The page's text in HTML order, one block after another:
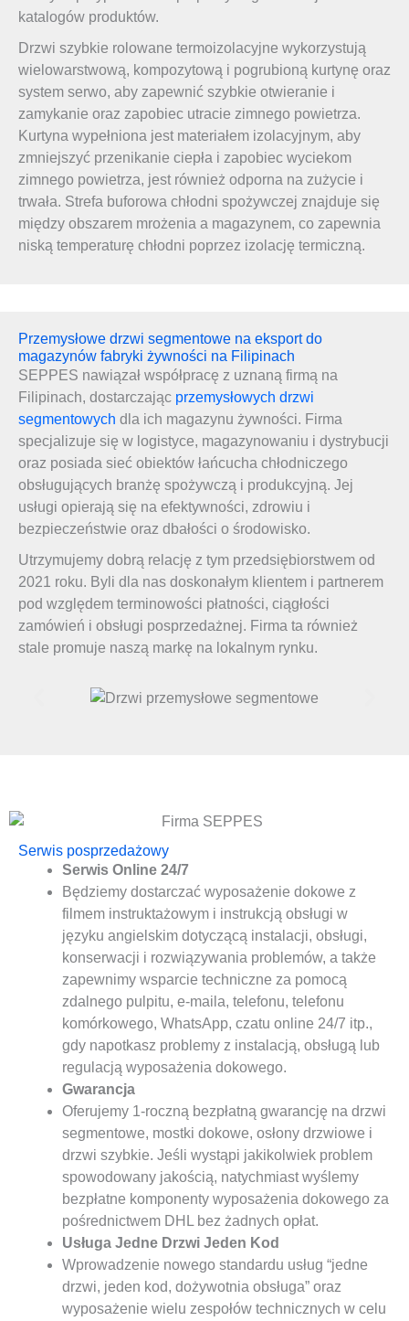
katalogów produktów.
Drzwi szybkie rolowane termoizolacyjne wykorzystują
wielowarstwową, kompozytową i pogrubioną kurtynę oraz
system serwo, aby zapewnić szybkie otwieranie i
zamykanie oraz zapobiec utracie zimnego powietrza.
Kurtyna wypełniona jest materiałem izolacyjnym, aby
zmniejszyć przenikanie ciepła i zapobiec wyciekom
zimnego powietrza, jest również odporna na zużycie i
trwała. Strefa buforowa chłodni spożywczej znajduje się
między obszarem mrożenia a magazynem, co zapewnia
niską temperaturę chłodni poprzez izolację termiczną.
Przemysłowe drzwi segmentowe na eksport do
magazynów fabryki żywności na Filipinach
SEPPES nawiązał współpracę z uznaną firmą na
Filipinach, dostarczając przemysłowych drzwi
segmentowych dla ich magazynu żywności. Firma
specjalizuje się w logistyce, magazynowaniu i dystrybucji
oraz posiada sieć obiektów łańcucha chłodniczego
obsługujących branżę spożywczą i produkcyjną. Jej
usługi opierają się na efektywności, zdrowiu i
bezpieczeństwie oraz dbałości o środowisko.
Utrzymujemy dobrą relację z tym przedsiębiorstwem od
2021 roku. Byli dla nas doskonałym klientem i partnerem
pod względem terminowości płatności, ciągłości
zamówień i obsługi posprzedażnej. Firma ta również
stale promuje naszą markę na lokalnym rynku.
Serwis posprzedażowy
Serwis Online 24/7
Będziemy dostarczać wyposażenie dokowe z
filmem instruktażowym i instrukcją obsługi w
języku angielskim dotyczącą instalacji, obsługi,
konserwacji i rozwiązywania problemów, a także
zapewnimy wsparcie techniczne za pomocą
zdalnego pulpitu, e-maila, telefonu, telefonu
komórkowego, WhatsApp, czatu online 24/7 itp.,
gdy napotkasz problemy z instalacją, obsługą lub
regulacją wyposażenia dokowego.
Gwarancja
Oferujemy 1-roczną bezpłatną gwarancję na drzwi
segmentowe, mostki dokowe, osłony drzwiowe i
drzwi szybkie. Jeśli wystąpi jakikolwiek problem
spowodowany jakością, natychmiast wyślemy
bezpłatne komponenty wyposażenia dokowego za
pośrednictwem DHL bez żadnych opłat.
Usługa Jedne Drzwi Jeden Kod
Wprowadzenie nowego standardu usług “jedne
drzwi, jeden kod, dożywotnia obsługa” oraz
wyposażenie wielu zespołów technicznych w celu